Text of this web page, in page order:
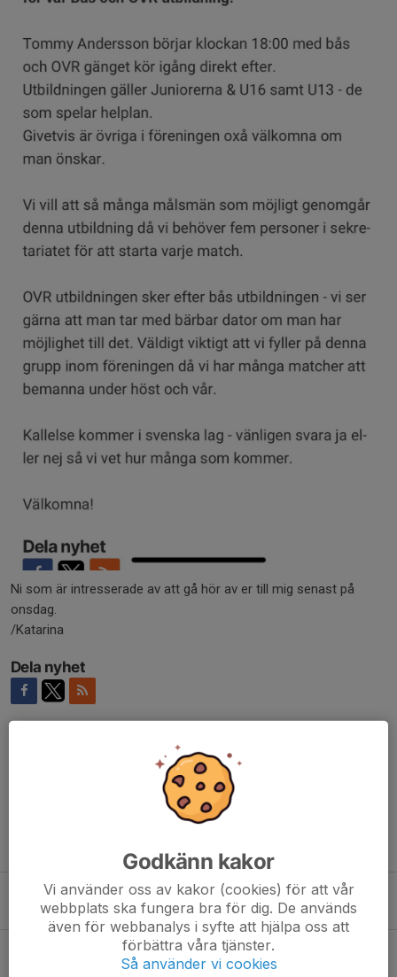
Ni som är intresserade av att gå hör av er till mig senast på
onsdag.
/Katarina
Dela nyhet
Tidigare nyheter
Hestra Åkeri Hockey Cup 2026
1 jun, 20:52 0
Glöm inte att anmäla er till årets sommarhockey!
30 apr, 07:48 0
Godkänn kakor
Vi använder oss av kakor (cookies) för att vår
webbplats ska fungera bra för dig. De används
även för webbanalys i syfte att hjälpa oss att
förbättra våra tjänster.
Så använder vi cookies